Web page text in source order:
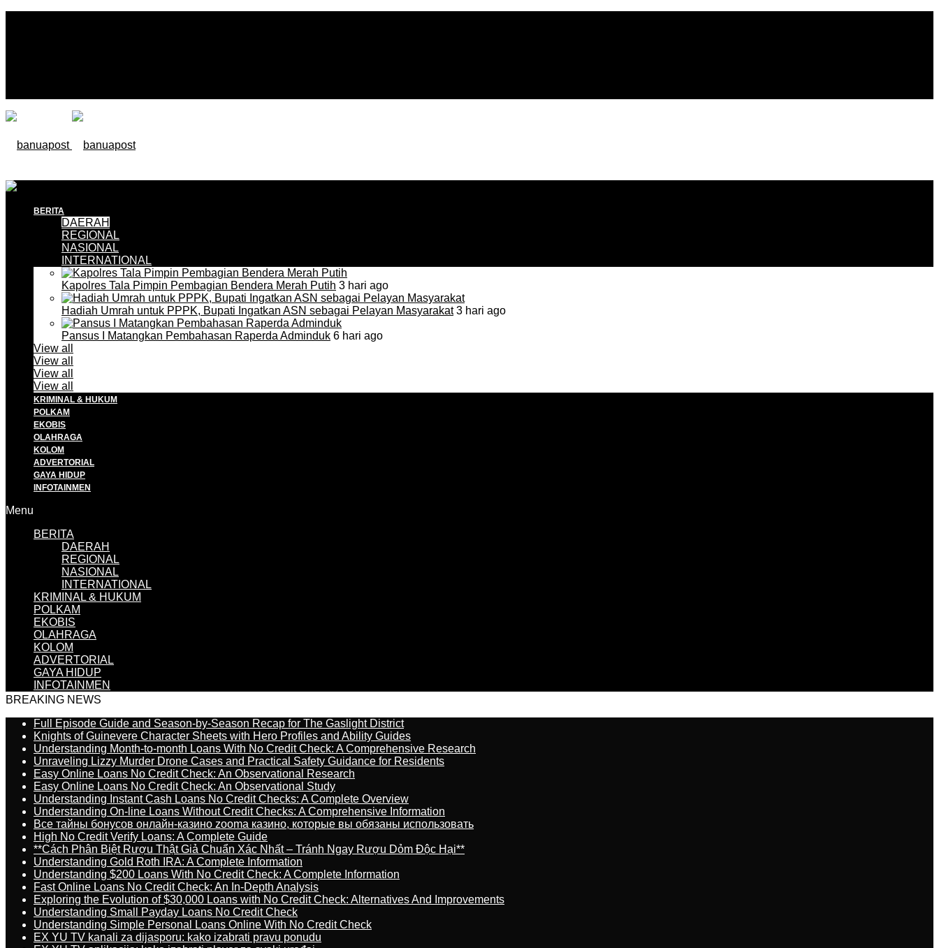
BERITA
DAERAH
REGIONAL
NASIONAL
INTERNATIONAL
Kapolres Tala Pimpin Pembagian Bendera Merah Putih 3 hari ago
Hadiah Umrah untuk PPPK, Bupati Ingatkan ASN sebagai Pelayan Masyarakat3 hari ago
Pansus I Matangkan Pembahasan Raperda Adminduk 6 hari ago
View all
View all
View all
View all
KRIMINAL & HUKUM
POLKAM
EKOBIS
OLAHRAGA
KOLOM
ADVERTORIAL
GAYA HIDUP
INFOTAINMEN
Menu
BERITA
DAERAH
REGIONAL
NASIONAL
INTERNATIONAL
KRIMINAL & HUKUM
POLKAM
EKOBIS
OLAHRAGA
KOLOM
ADVERTORIAL
GAYA HIDUP
INFOTAINMEN
BREAKING NEWS
Full Episode Guide and Season-by-Season Recap for The Gaslight District
Knights of Guinevere Character Sheets with Hero Profiles and Ability Guides
Understanding Month-to-month Loans With No Credit Check: A Comprehensive Research
Unraveling Lizzy Murder Drone Cases and Practical Safety Guidance for Residents
Easy Online Loans No Credit Check: An Observational Research
Easy Online Loans No Credit Check: An Observational Study
Understanding Instant Cash Loans No Credit Checks: A Complete Overview
Understanding On-line Loans Without Credit Checks: A Comprehensive Information
Все тайны бонусов онлайн-казино zooma казино, которые вы обязаны использовать
High No Credit Verify Loans: A Complete Guide
**Cách Phân Biệt Rượu Thật Giả Chuẩn Xác Nhất – Tránh Ngay Rượu Dỏm Độc Hại**
Understanding Gold Roth IRA: A Complete Information
Understanding $200 Loans With No Credit Check: A Complete Information
Fast Online Loans No Credit Check: An In-Depth Analysis
Exploring the Evolution of $30,000 Loans with No Credit Check: Alternatives And Improvements
Understanding Small Payday Loans No Credit Check
Understanding Simple Personal Loans Online With No Credit Check
EX YU TV kanali za dijasporu: kako izabrati pravu ponudu